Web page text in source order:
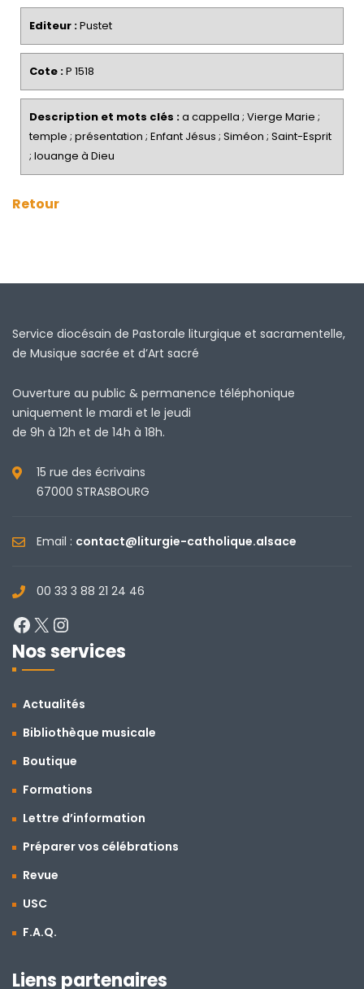
Editeur :Pustet
Cote :P 1518
Description et mots clés :a cappella ; Vierge Marie ;
temple ; présentation ; Enfant Jésus ; Siméon ; Saint-Esprit
; louange à Dieu
Retour
Service diocésain de Pastorale liturgique et sacramentelle,
de Musique sacrée et d’Art sacré
Ouverture au public & permanence téléphonique
uniquement le mardi et le jeudi
de 9h à 12h et de 14h à 18h.
15 rue des écrivains
67000 STRASBOURG
Email : contact@liturgie-catholique.alsace
00 33 3 88 21 24 46
Facebook
X
Nos services
Actualités
Bibliothèque musicale
Boutique
Formations
Lettre d’information
Préparer vos célébrations
Revue
USC
F.A.Q.
Liens partenaires